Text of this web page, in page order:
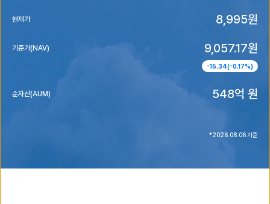
현재가 8,995원
기준가(NAV)
-15.34(-0.17%)
9,057.17원
순자산(AUM) 548억 원
*2026.08.06기준